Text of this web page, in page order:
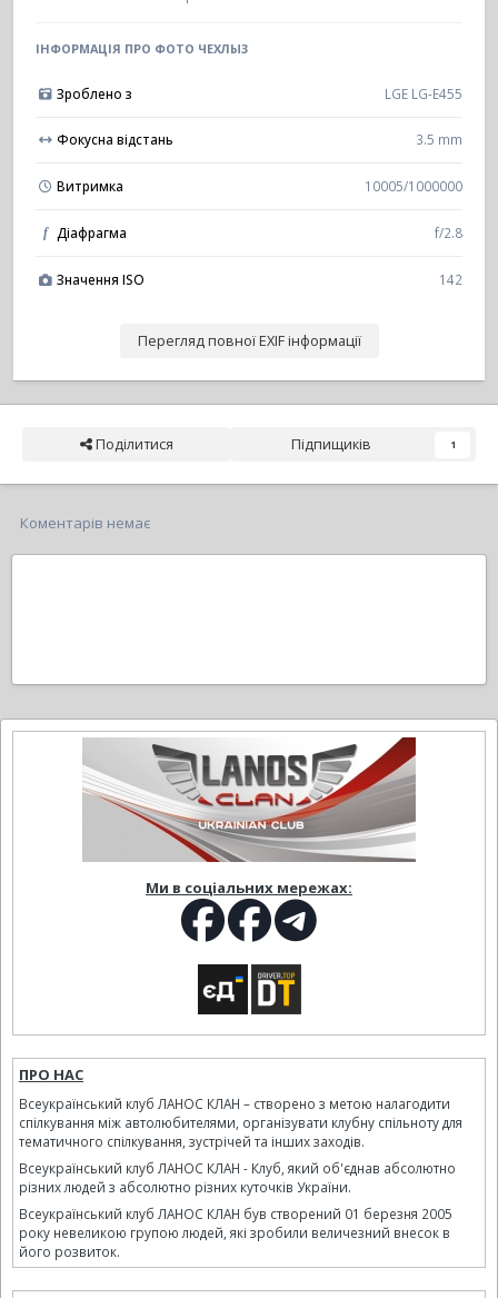
ІНФОРМАЦІЯ ПРО ФОТО ЧЕХЛЫ3
Зроблено з LGE LG-E455
Фокусна відстань 3.5 mm
Витримка 10005/1000000
f Діафрагма f/2.8
Значення ISO 142
Перегляд повної EXIF інформації
Поділитися Підпищиків 1
Коментарів немає
Ми в соціальних мережах:
ПРО НАС
Всеукраїнський клуб ЛАНОС КЛАН – створено з метою налагодити
спілкування між автолюбителями, організувати клубну спільноту для
тематичного спілкування, зустрічей та інших заходів.
Всеукраїнський клуб ЛАНОС КЛАН - Клуб, який об'єднав абсолютно
різних людей з абсолютно різних куточків України.
Всеукраїнський клуб ЛАНОС КЛАН був створений 01 березня 2005
року невеликою групою людей, які зробили величезний внесок в
його розвиток.